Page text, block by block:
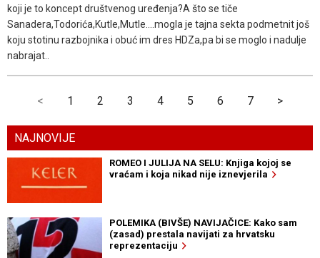
koji je to koncept društvenog uređenja?A što se tiče
Sanadera,Todorića,Kutle,Mutle....mogla je tajna sekta podmetnit još
koju stotinu razbojnika i obuć im dres HDZa,pa bi se moglo i nadulje
nabrajat..
< 1 2 3 4 5 6 7 >
NAJNOVIJE
ROMEO I JULIJA NA SELU: Knjiga kojoj se
vraćam i koja nikad nije iznevjerila
POLEMIKA (BIVŠE) NAVIJAČICE: Kako sam
(zasad) prestala navijati za hrvatsku
reprezentaciju